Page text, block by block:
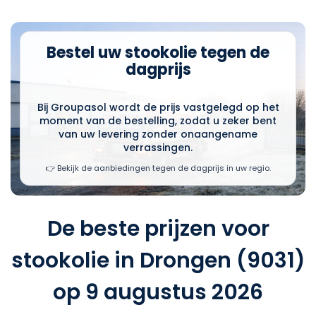
Bestel uw stookolie tegen de
dagprijs
Bij Groupasol wordt de prijs vastgelegd op het
moment van de bestelling, zodat u zeker bent
van uw levering zonder onaangename
verrassingen.
👉 Bekijk de aanbiedingen tegen de dagprijs in uw regio.
De beste prijzen voor
stookolie in Drongen (9031)
op 9 augustus 2026